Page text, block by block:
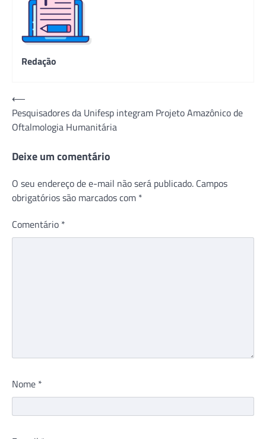
Redação
Navegação
de
Post
⟵
Pesquisadores da Unifesp integram Projeto Amazônico de
Oftalmologia Humanitária
Deixe um comentário
O seu endereço de e-mail não será publicado. Campos
obrigatórios são marcados com *
Comentário *
Nome *